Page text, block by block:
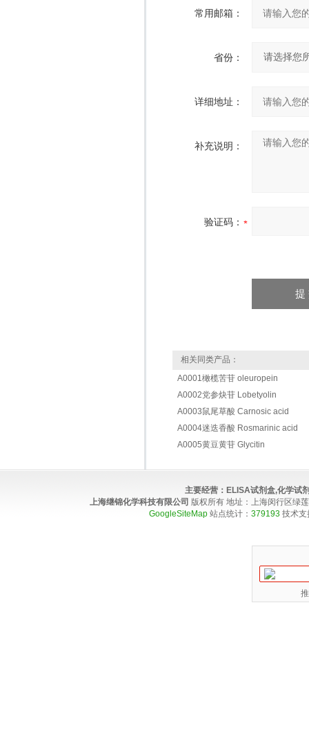
常用邮箱：
省份：
详细地址：
补充说明：
验证码：
相关同类产品：
A0001橄榄苦苷 oleuropein
A0002党参炔苷 Lobetyolin
A0003鼠尾草酸 Carnosic acid
A0004迷迭香酸 Rosmarinic acid
A0005黄豆黄苷 Glycitin
主要经营： ELISA试剂盒,化学试
上海继锦化学科技有限公司 版权所有 地址：上海闵行区绿
GoogleSiteMap 站点统计： 379193 技术支